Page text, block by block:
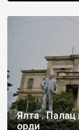
Ялта . Палац
орди